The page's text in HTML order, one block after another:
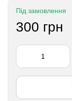
Під замовлення
300 грн